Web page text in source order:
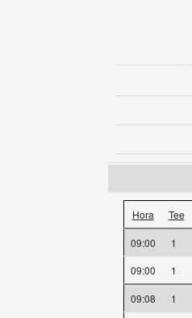
Hora Tee
09:00 1
09:00
1
09:08 1